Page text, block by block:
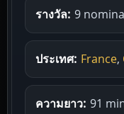
รางวัล: 9
ประเทศ: France,
ความยาว: 91